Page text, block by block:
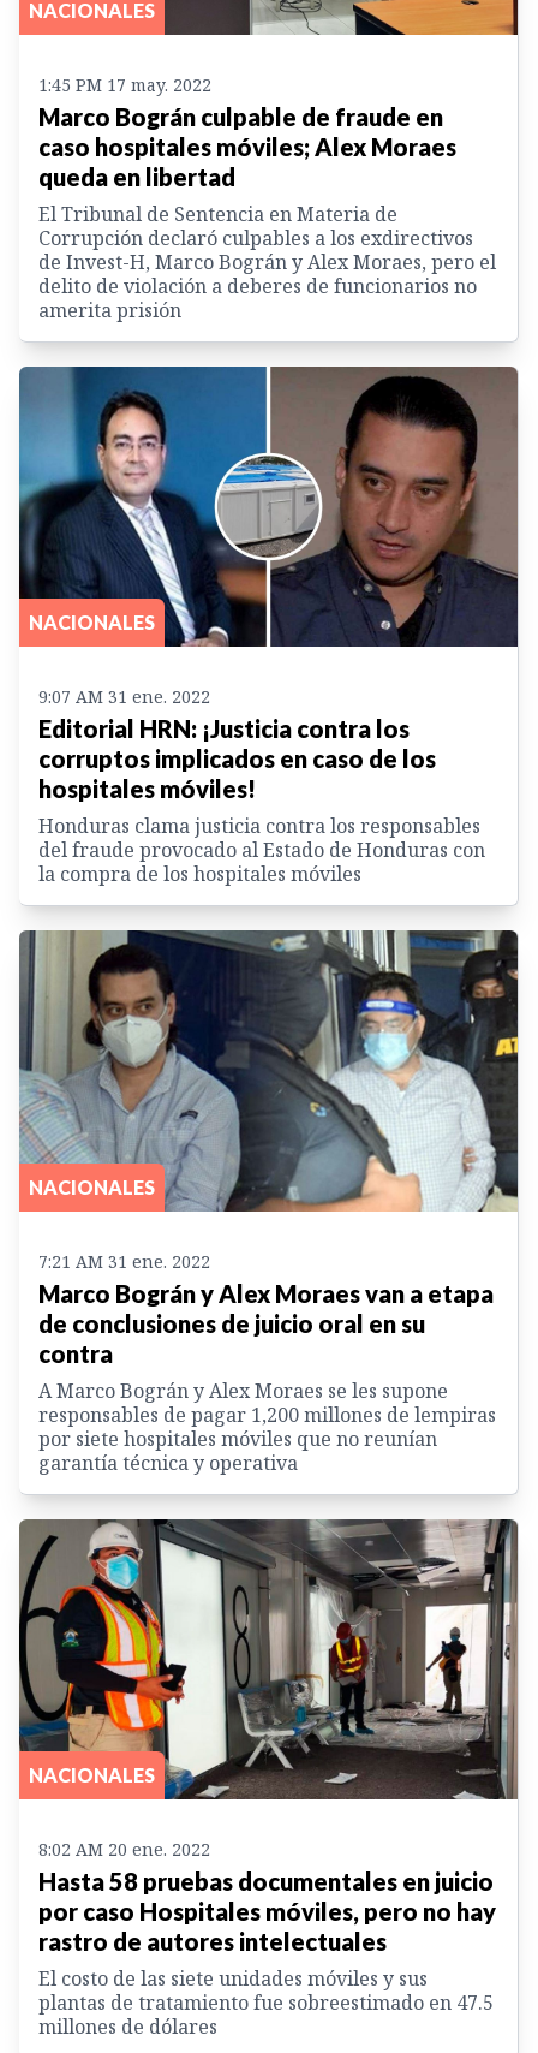
NACIONALES
1:45 PM 17 may. 2022
Marco Bográn culpable de fraude en
caso hospitales móviles; Alex Moraes
queda en libertad
El Tribunal de Sentencia en Materia de
Corrupción declaró culpables a los exdirectivos
de Invest-H, Marco Bográn y Alex Moraes, pero el
delito de violación a deberes de funcionarios no
amerita prisión
NACIONALES
9:07 AM 31 ene. 2022
Editorial HRN: ¡Justicia contra los
corruptos implicados en caso de los
hospitales móviles!
Honduras clama justicia contra los responsables
del fraude provocado al Estado de Honduras con
la compra de los hospitales móviles
NACIONALES
7:21 AM 31 ene. 2022
Marco Bográn y Alex Moraes van a etapa
de conclusiones de juicio oral en su
contra
A Marco Bográn y Alex Moraes se les supone
responsables de pagar 1,200 millones de lempiras
por siete hospitales móviles que no reunían
garantía técnica y operativa
NACIONALES
8:02 AM 20 ene. 2022
Hasta 58 pruebas documentales en juicio
por caso Hospitales móviles, pero no hay
rastro de autores intelectuales
El costo de las siete unidades móviles y sus
plantas de tratamiento fue sobreestimado en 47.5
millones de dólares